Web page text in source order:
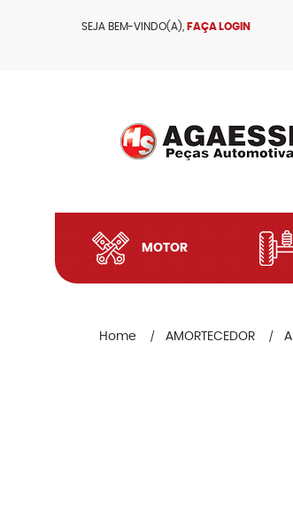
SEJA BEM-VINDO(A), FAÇA LOGIN
MOTOR
Home AMORTECEDOR